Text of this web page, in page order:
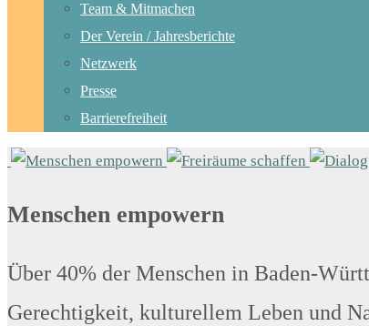
Team & Mitmachen
Der Verein / Jahresberichte
Netzwerk
Presse
Barrierefreiheit
Menschen empowern
Über 40% der Menschen in Baden-
Gerechtigkeit, kulturellem Leben und